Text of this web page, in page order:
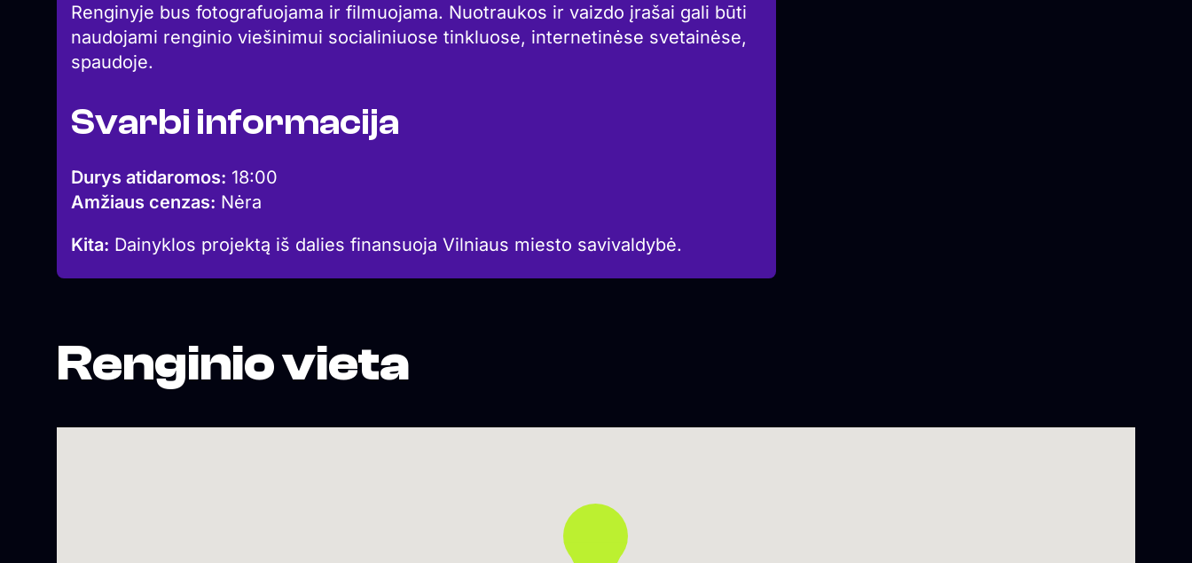
Renginyje bus fotografuojama ir filmuojama. Nuotraukos ir vaizdo įrašai gali būti
naudojami renginio viešinimui socialiniuose tinkluose, internetinėse svetainėse,
spaudoje.
Svarbi informacija
Durys atidaromos: 18:00
Amžiaus cenzas: Nėra
Kita: Dainyklos projektą iš dalies finansuoja Vilniaus miesto savivaldybė.
Renginio vieta